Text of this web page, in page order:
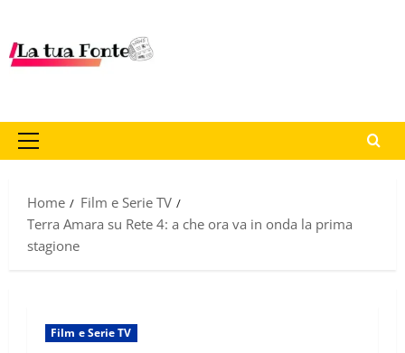
Home
Film e Serie TV
Terra Amara su Rete 4: a che ora va in onda la prima
stagione
Film e Serie TV